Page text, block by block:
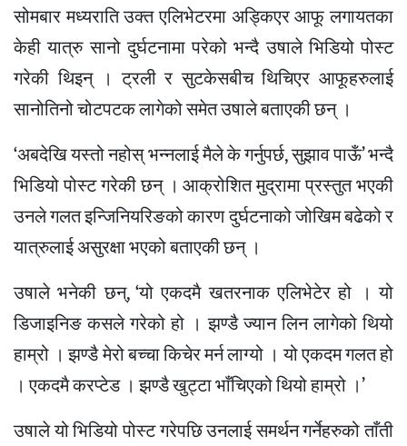
सोमबार मध्यराति उक्त एलिभेटरमा अड्किएर आफू लगायतका
केही यात्रु सानो दुर्घटनामा परेको भन्दै उषाले भिडियो पोस्ट
गरेकी थिइन् । ट्रली र सुटकेसबीच थिचिएर आफूहरुलाई
सानोतिनो चोटपटक लागेको समेत उषाले बताएकी छन् ।
‘अबदेखि यस्तो नहोस् भन्नलाई मैले के गर्नुपर्छ, सुझाव पाऊँ’ भन्दै
भिडियो पोस्ट गरेकी छन् । आक्रोशित मुद्रामा प्रस्तुत भएकी
उनले गलत इन्जिनियरिङको कारण दुर्घटनाको जोखिम बढेको र
यात्रुलाई असुरक्षा भएको बताएकी छन् ।
उषाले भनेकी छन्, ‘यो एकदमै खतरनाक एलिभेटेर हो । यो
डिजाइनिङ कसले गरेको हो । झण्डै ज्यान लिन लागेको थियो
हाम्रो । झण्डै मेरो बच्चा किचेर मर्न लाग्यो । यो एकदम गलत हो
। एकदमै करप्टेड । झण्डै खुट्टा भाँचिएको थियो हाम्रो ।’
उषाले यो भिडियो पोस्ट गरेपछि उनलाई समर्थन गर्नेहरुको ताँती